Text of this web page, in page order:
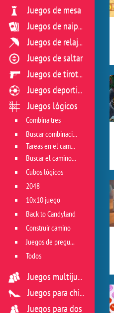
Juegos de mesa
Juegos de naipes
Juegos de relajación
Juegos de saltar
Juegos de tiroteo
Juegos deportivos
Juegos lógicos
Combina tres
Buscar combinación
Tareas en el campo de juego
Buscar el camino correcto
Cubos lógicos
2048
10x10 juego
Back to Candyland
Construir camino
Juegos de preguntas
Todos
Juegos multijugador
Juegos para chicas
Juegos para dos